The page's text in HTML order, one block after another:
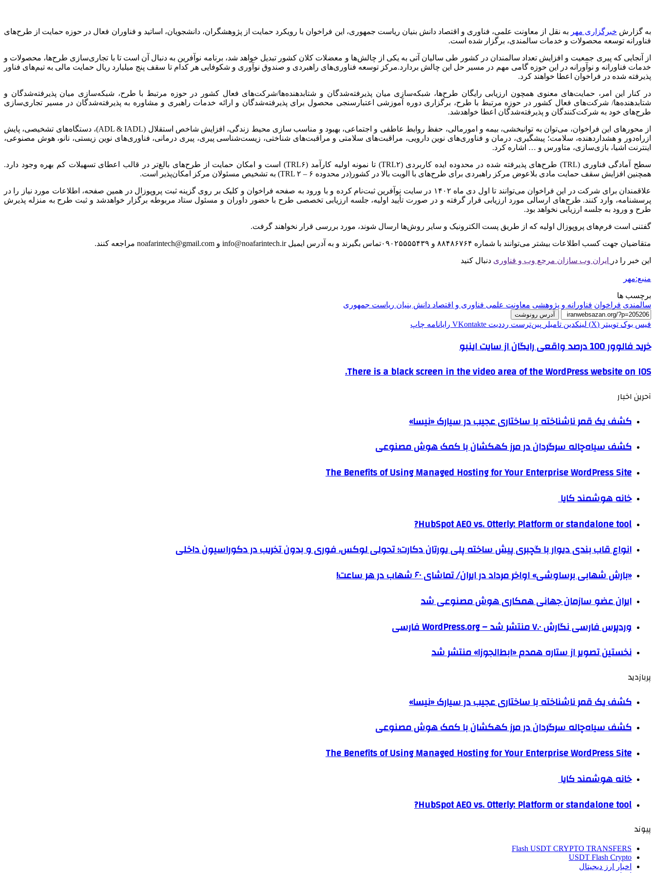
به گزارش خبرگزاری مهر به نقل از معاونت علمی، فناوری و اقتصاد دانش بنیان ریاست جمهوری، این فراخوان با رویکرد حمایت از پژوهشگران، دانشجویان، اساتید و فناوران فعال در حوزه حمایت از طرح‌های
فناورانه توسعه محصولات و خدمات سالمندی، برگزار شده است.
از آنجایی که پیری جمعیت و افزایش تعداد سالمندان در کشور طی سالیان آتی به یکی از چالش‌ها و معضلات کلان کشور تبدیل خواهد شد، برنامه نوآفرین به‌ دنبال آن است تا با تجاری‌سازی طرح‌ها، محصولات و
خدمات فناورانه و نوآورانه در این حوزه گامی مهم در مسیر حل این چالش بردارد.مرکز توسعه فناوری‌های راهبردی و صندوق نوآوری و شکوفایی هر کدام تا سقف پنج میلیارد ریال حمایت مالی به تیم‌های فناور
پذیرفته شده در فراخوان اعطا خواهند کرد.
در کنار این امر، حمایت‌های معنوی همچون ارزیابی رایگان طرح‌ها، شبکه‌سازی میان پذیرفته‌شدگان و شتابدهنده‌ها/شرکت‌های فعال کشور در حوزه مرتبط با طرح، شبکه‌سازی میان پذیرفته‌شدگان و
شتابدهنده‌ها/ شرکت‌های فعال کشور در حوزه مرتبط با طرح، برگزاری دوره آموزشی اعتبارسنجی محصول برای پذیرفته‌شدگان و ارائه خدمات راهبری و مشاوره به پذیرفته‌شدگان در مسیر تجاری‌سازی
طرح‌های خود به شرکت‌کنندگان و پذیرفته‌شدگان اعطا خواهدشد.
از محورهای این فراخوان، می‌توان به توانبخشی، بیمه و امورمالی، حفظ روابط عاطفی و اجتماعی، بهبود و مناسب سازی محیط زندگی، افزایش شاخص استقلال (ADL & IADL)، دستگاه‌های تشخیصی، پایش
ازراه‌دور و هشداردهنده، سلامت؛ پیشگیری، درمان و فناوری‌های نوین دارویی، مراقبت‌های سلامتی و مراقبت‌های شناختی، زیست‌شناسی پیری، پیری درمانی، فناوری‌های نوین زیستی، نانو، هوش مصنوعی،
اینترنت اشیا، بازی‌سازی، متاورس و … اشاره کرد.
سطح آمادگی فناوری (TRL) طرح‌های پذیرفته شده در محدوده ایده کاربردی (TRL۲) تا نمونه اولیه کارآمد (TRL۶) است و امکان حمایت از طرح‌های بالغ‌تر در قالب اعطای تسهیلات کم بهره وجود دارد.
همچنین افزایش سقف حمایت مادی بلاعوض مرکز راهبردی برای طرح‌های با الویت بالا در کشور(در محدوده TRL ۲ – ۶) به تشخیص مسئولان مرکز امکان‌پذیر است.
علاقمندان برای شرکت در این فراخوان می‌توانند تا اول دی ماه ۱۴۰۲ در سایت نوآفرین ثبت‌نام کرده و با ورود به صفحه فراخوان و کلیک بر روی گزینه ثبت پروپوزال در همین صفحه، اطلاعات مورد نیاز را در
پرسشنامه، وارد کنند. طرح‌های ارسالی مورد ارزیابی قرار گرفته و در صورت تأیید اولیه، جلسه ارزیابی تخصصی طرح با حضور داوران و مسئول ستاد مربوطه برگزار خواهدشد و ثبت طرح به منزله پذیرش
طرح و ورود به جلسه ارزیابی نخواهد بود.
گفتنی است فرم‌های پروپوزال اولیه که از طریق پست الکترونیک و سایر روش‌ها ارسال شوند، مورد بررسی قرار نخواهند گرفت.
متقاضیان جهت کسب اطلاعات بیشتر می‌توانند با شماره ۸۸۴۸۶۷۶۴ و ۰۹۰۲۵۵۵۵۴۳۹تماس بگیرند و به آدرس ایمیل info@noafarintech.ir و noafarintech@gmail.com مراجعه کنند.
این خبر را در ایران وب سازان مرجع وب و فناوری دنبال کنید
منبع:مهر
برچسب ها
سالمندی فراخوان فناورانه و پژوهشی معاونت علمی فناوری و اقتصاد دانش بنیان ریاست جمهوری
آدرس رونوشت
فیس بوک توییتر (X) لینکدین ‫تامبلر ‫پین‌ترست ‫رددیت ‫VKontakte رایانامه چاپ
خرید فالوور 100 درصد واقعی رایگان از سایت اینبو
There is a black screen in the video area of ​​the WordPress website on IOS.
آحرین اخبار
کشف یک قمر ناشناخته با ساختاری عجیب در سیارک «نیسا»
کشف سیاه‌چاله سرگردان در مرز کهکشان با کمک هوش مصنوعی
The Benefits of Using Managed Hosting for Your Enterprise WordPress Site
خانه هوشمند کایا
HubSpot AEO vs. Otterly: Platform or standalone tool?
انواع قاب بندی دیوار با گچبری پیش ساخته پلی یورتان دکارت؛ تحولی لوکس، فوری و بدون تخریب در دکوراسیون داخلی
«بارش شهابی برساوشی» اواخر مرداد در ایران/ تماشای ۶۰ شهاب در هر ساعت!
ایران عضو سازمان جهانی همکاری هوش مصنوعی شد
وردپرس فارسی نگارش ۷.۰ منتشر شد – WordPress.org فارسی
نخستین تصویر از ستاره همدم «ابط‌الجوزا» منتشر شد
پربازدید
کشف یک قمر ناشناخته با ساختاری عجیب در سیارک «نیسا»
کشف سیاه‌چاله سرگردان در مرز کهکشان با کمک هوش مصنوعی
The Benefits of Using Managed Hosting for Your Enterprise WordPress Site
خانه هوشمند کایا
HubSpot AEO vs. Otterly: Platform or standalone tool?
پیوند
Flash USDT CRYPTO TRANSFERS
USDT Flash Crypto
اخبار ارز دیجیتال